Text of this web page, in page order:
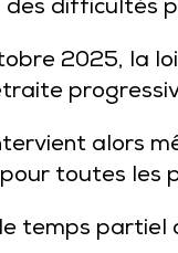
difficultés
2025, la
alors
toutes
temps partiel